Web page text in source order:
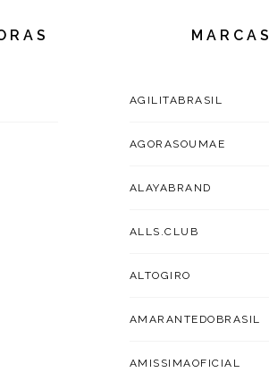
MARCAS
AGILITABRASIL
AGORASOUMAE
ALAYABRAND
ALLS.CLUB
ALTOGIRO
AMARANTEDOBRASIL
AMISSIMAOFICIAL